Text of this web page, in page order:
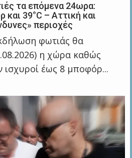
τα επόμενα 24ωρα:
39°C – Αττική και
περιοχές
φωτιάς θα
η χώρα καθώς
ισχυροί έως 8 μποφόρ...